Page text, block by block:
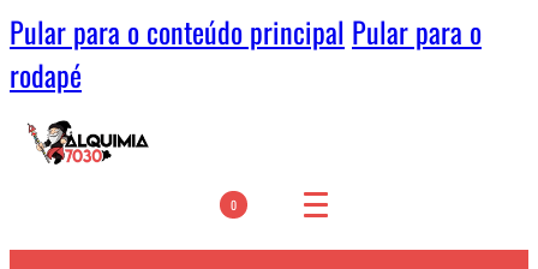
Pular para o conteúdo principal Pular para o
rodapé
0